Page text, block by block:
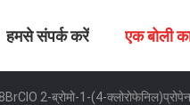
हमसे संपर्क करें एक बोली
2-ब्रोमो-1-(4-